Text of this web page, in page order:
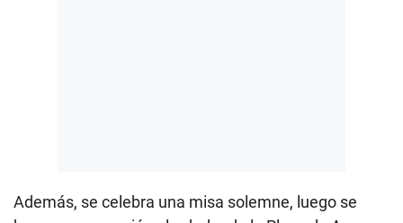
Además, se celebra una misa solemne, luego se